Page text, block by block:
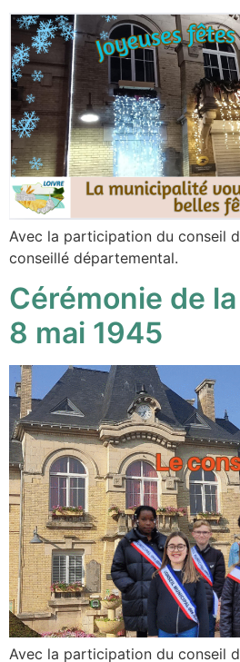
Avec la participation du conseil
conseillé départemental.
Cérémonie de
8 mai 1945
Avec la participation du conseil